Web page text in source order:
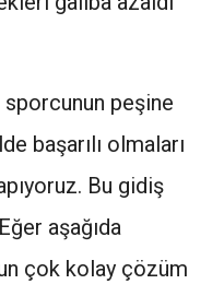
peşine
başarılı olmaları
Bu gidiş
aşağıda
çok kolay çözüm